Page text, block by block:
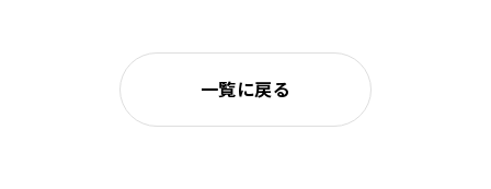
一覧に戻る